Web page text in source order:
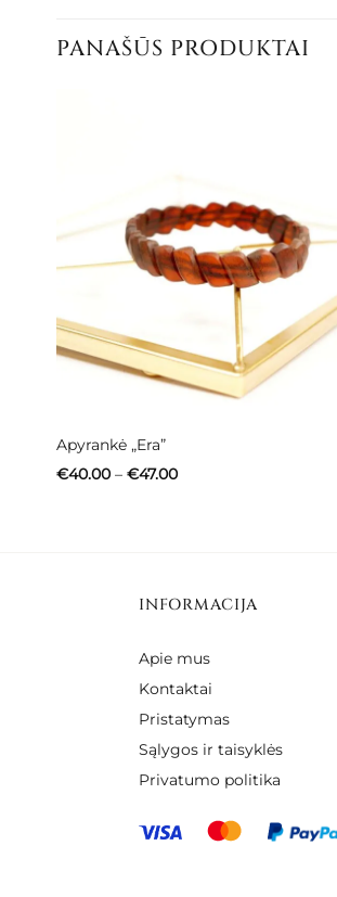
PANAŠŪS PRODUKTAI
Apyrankė „Era”
€40.00 – €47.00Price
INFORMACIJA
Apie mus
Kontaktai
Pristatymas
Sąlygos ir taisyklės
Privatumo politika